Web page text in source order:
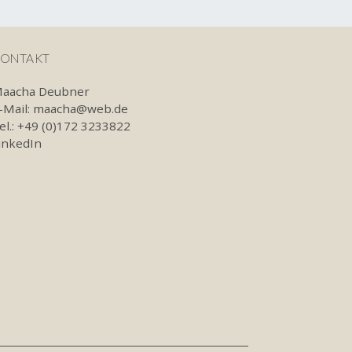
Deubner
Mail: maacha@web.de
+49 (0)172 3233822